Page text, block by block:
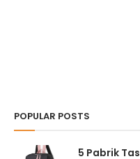
POPULAR POSTS
5 Pabrik